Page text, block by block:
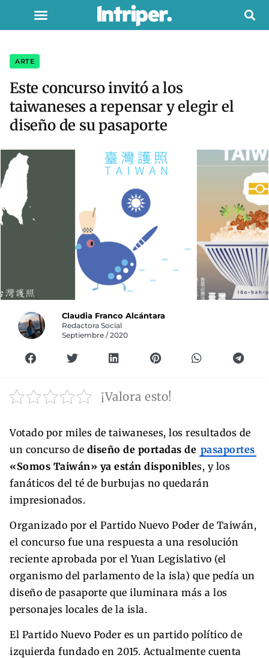
ARTE
Este concurso invitó a los
taiwaneses a repensar y elegir el
diseño de su pasaporte
Claudia Franco Alcántara
Redactora Social
Septiembre / 2020
¡Valora esto!
Votado por miles de taiwaneses, los resultados de
un concurso de diseño de portadas de pasaportes
«Somos Taiwán» ya están disponibles, y los
fanáticos del té de burbujas no quedarán
impresionados.
Organizado por el Partido Nuevo Poder de Taiwán,
el concurso fue una respuesta a una resolución
reciente aprobada por el Yuan Legislativo (el
organismo del parlamento de la isla) que pedía un
diseño de pasaporte que iluminara más a los
personajes locales de la isla.
El Partido Nuevo Poder es un partido político de
izquierda fundado en 2015. Actualmente cuenta